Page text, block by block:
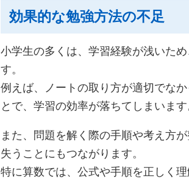
効果的な勉強方法の不足
小学生の多くは、学習経験が浅いた
す。
例えば、ノートの取り方が適切でな
とで、学習の効率が落ちてしまいます
また、問題を解く際の手順や考え方
失うことにもつながります。
特に算数では、公式や手順を正しく